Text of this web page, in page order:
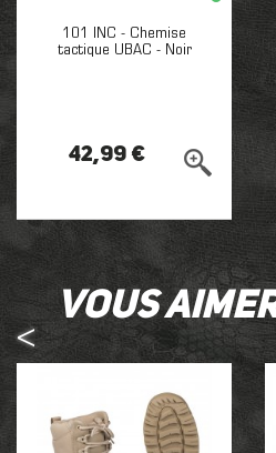
101 INC - Chemise
tactique UBAC - Noir
42,99 €
Vous